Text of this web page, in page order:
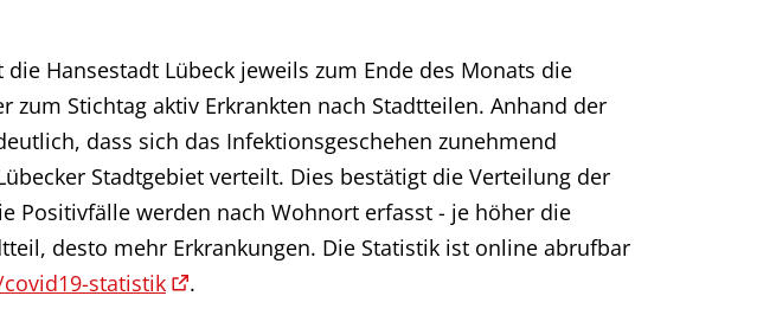
Hansestadt Lübeck jeweils zum Ende des Monats die
zum Stichtag aktiv Erkrankten nach Stadtteilen. Anhand der
dass sich das Infektionsgeschehen zunehmend
Stadtgebiet verteilt. Dies bestätigt die Verteilung der
Positivfälle werden nach Wohnort erfasst - je höher die
desto mehr Erkrankungen. Die Statistik ist online abrufbar
statistik .